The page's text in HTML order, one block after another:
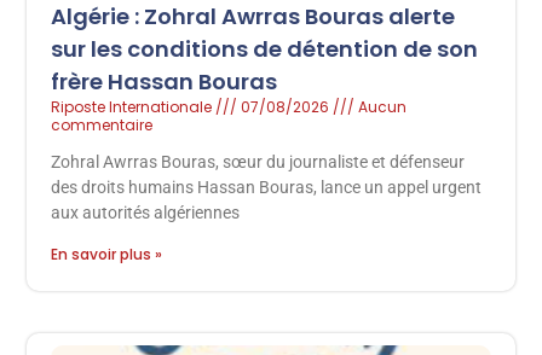
Algérie : Zohral Awrras Bouras alerte
sur les conditions de détention de son
frère Hassan Bouras
Riposte Internationale 07/08/2026
Aucun
commentaire
Zohral Awrras Bouras, sœur du journaliste et défenseur
des droits humains Hassan Bouras, lance un appel urgent
aux autorités algériennes
En savoir plus »